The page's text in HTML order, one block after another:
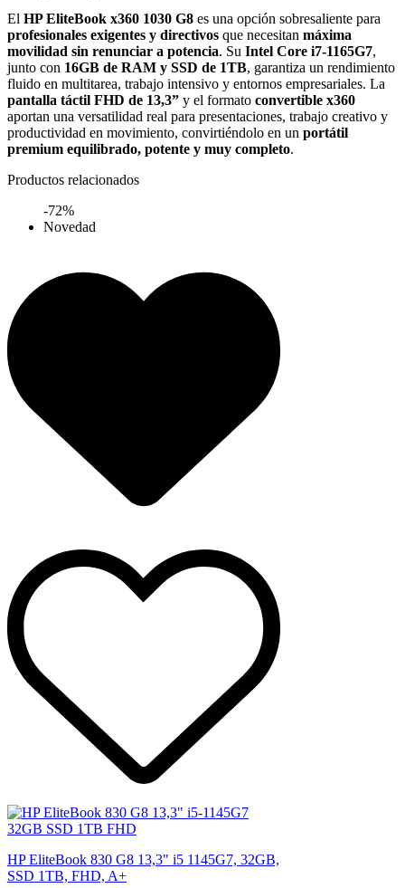
El HP EliteBook x360 1030 G8 es una opción sobresaliente para
profesionales exigentes y directivos que necesitan máxima
movilidad sin renunciar a potencia. Su Intel Core i7-1165G7,
junto con 16GB de RAM y SSD de 1TB, garantiza un rendimiento
fluido en multitarea, trabajo intensivo y entornos empresariales. La
pantalla táctil FHD de 13,3” y el formato convertible x360
aportan una versatilidad real para presentaciones, trabajo creativo y
productividad en movimiento, convirtiéndolo en un portátil
premium equilibrado, potente y muy completo.
Productos relacionados
-72%
Novedad
HP EliteBook 830 G8 13,3" i5 1145G7, 32GB,
SSD 1TB, FHD, A+